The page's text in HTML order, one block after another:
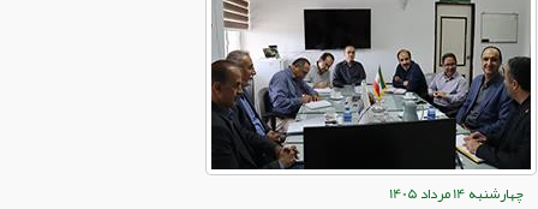
چهارشنبه 14 مرداد 1405